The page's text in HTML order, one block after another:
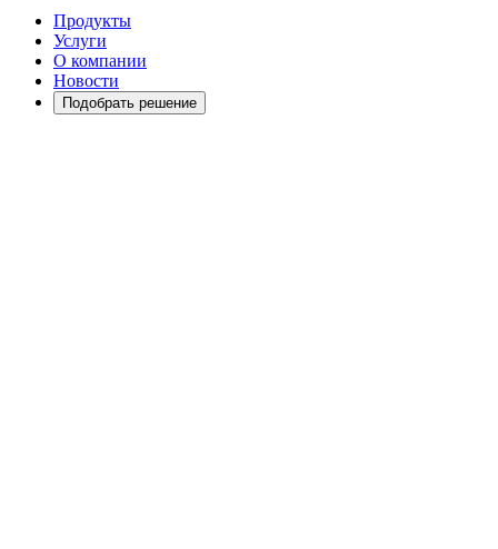
Продукты
Услуги
О компании
Новости
Подобрать решение